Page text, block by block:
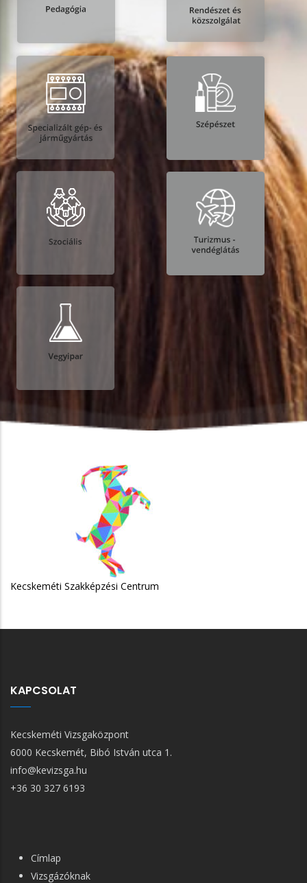
KAPCSOLAT
Kecskeméti Vizsgaközpont
6000 Kecskemét, Bibó István utca 1.
info@kevizsga.hu
+36 30 327 6193
FŐ
NAVIGÁCIÓ
Címlap
Vizsgázóknak